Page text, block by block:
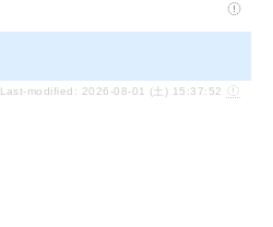
Last-modified: 2026-08-01 (土) 15:37:52